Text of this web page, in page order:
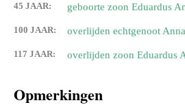
45 JAAR: geboorte zoon Eduardus
100 JAAR: overlijden echtgenoot
117 JAAR: overlijden zoon Eduardus
Opmerkingen